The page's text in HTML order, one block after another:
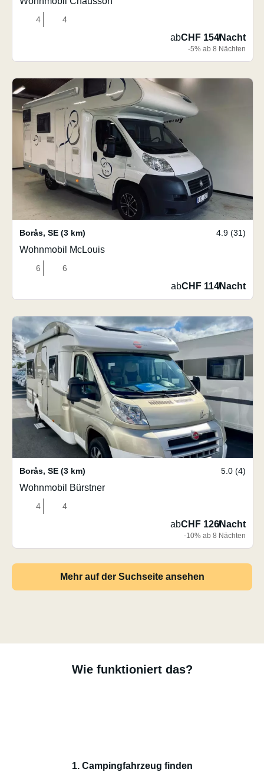
4 4
abCHF 154/Nacht
-5% ab 8 Nächten
Borås, SE (3 km) 4.9 (31)
Wohnmobil McLouis
6 6
abCHF 114/Nacht
Borås, SE (3 km) 5.0 (4)
Wohnmobil Bürstner
4 4
abCHF 126/Nacht
-10% ab 8 Nächten
Mehr auf der Suchseite ansehen
Wie funktioniert das?
1. Campingfahrzeug finden